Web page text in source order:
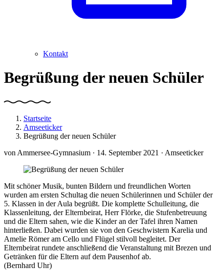
Kontakt
Begrüßung der neuen Schüler
Startseite
Amseeticker
Begrüßung der neuen Schüler
von Ammersee-Gymnasium · 14. September 2021 · Amseeticker
Mit schöner Musik, bunten Bildern und freundlichen Worten
wurden am ersten Schultag die neuen Schülerinnen und Schüler der
5. Klassen in der Aula begrüßt. Die komplette Schulleitung, die
Klassenleitung, der Elternbeirat, Herr Flörke, die Stufenbetreuung
und die Eltern sahen, wie die Kinder an der Tafel ihren Namen
hinterließen. Dabei wurden sie von den Geschwistern Karelia und
Amelie Römer am Cello und Flügel stilvoll begleitet. Der
Elternbeirat rundete anschließend die Veranstaltung mit Brezen und
Getränken für die Eltern auf dem Pausenhof ab.
(Bernhard Uhr)